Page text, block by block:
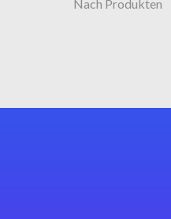
Nach Produkten